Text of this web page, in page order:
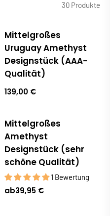
30 Produkte
Ausverkauft
Mittelgroßes
Uruguay Amethyst
Designstück (AAA-
Qualität)
139,00 €
Ausverkauft
Mittelgroßes
Amethyst
Designstück (sehr
schöne Qualität)
1 Bewertung
ab39,95 €